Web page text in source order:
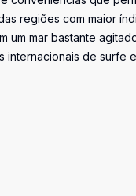
regiões com maior
um mar bastante
internacionais de surfe